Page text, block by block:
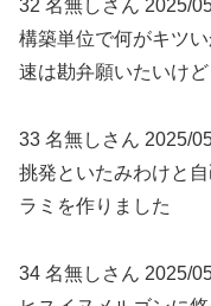
32 名無しさん 2025/
構築単位で何がキツ
速は勘弁願いたいけど
33 名無しさん 2025/
挑発といたみわけと
ラミを作りました
34 名無しさん 2025/